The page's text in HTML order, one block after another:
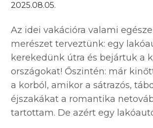
2025.08.05.
Az idei vakációra valami
merészet terveztünk: egy
kerekedünk útra és bejártuk a
országokat! Őszintén: már
a korból, amikor a sátrazós,
éjszakákat a romantika
tartottam. De azért egy